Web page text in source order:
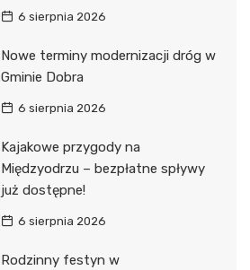
6 sierpnia 2026
Nowe terminy modernizacji dróg w
Gminie Dobra
6 sierpnia 2026
Kajakowe przygody na
Międzyodrzu – bezpłatne spływy
już dostępne!
6 sierpnia 2026
Rodzinny festyn w